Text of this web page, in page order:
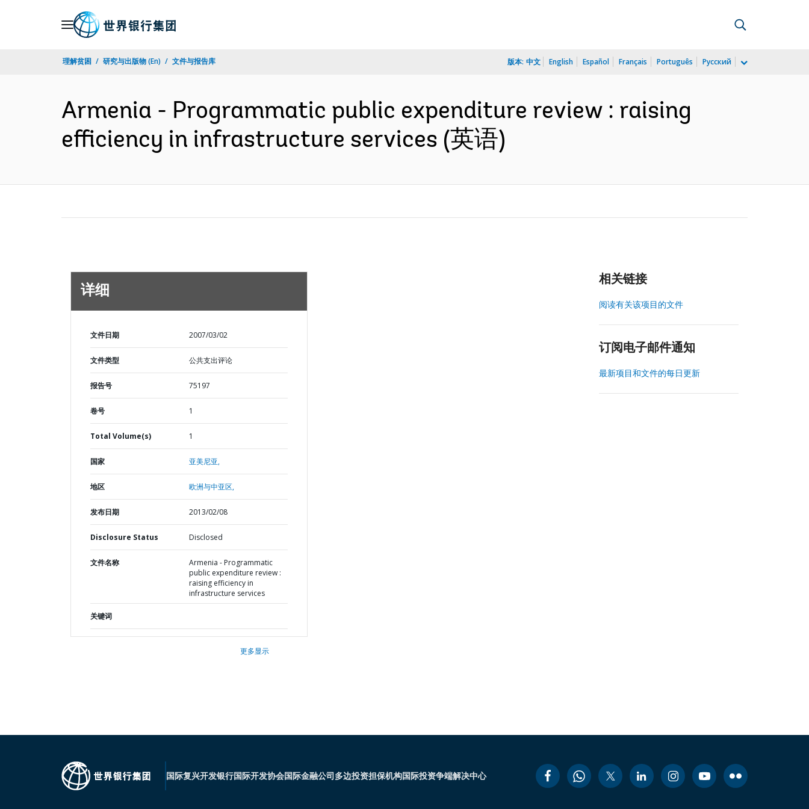
理解贫困 研究与出版物 (En) 文件与报告库 版本: 中文 English Español Français Português Русский
Armenia - Programmatic public expenditure review : raising
efficiency in infrastructure services (英语)
详细
文件日期 2007/03/02
文件类型 公共支出评论
报告号 75197
卷号 1
Total Volume(s) 1
国家 亚美尼亚,
地区 欧洲与中亚区,
发布日期 2013/02/08
Disclosure Status Disclosed
文件名称
Armenia - Programmatic
public expenditure review :
raising efficiency in
infrastructure services
关键词
更多显示
相关链接
阅读有关该项目的文件
订阅电子邮件通知
最新项目和文件的每日更新
国际复兴开发银行国际开发协会国际金融公司多边投资担保机构国际投资争端解决中心